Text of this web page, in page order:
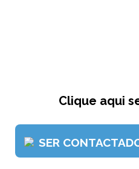
Clique aqui
SER